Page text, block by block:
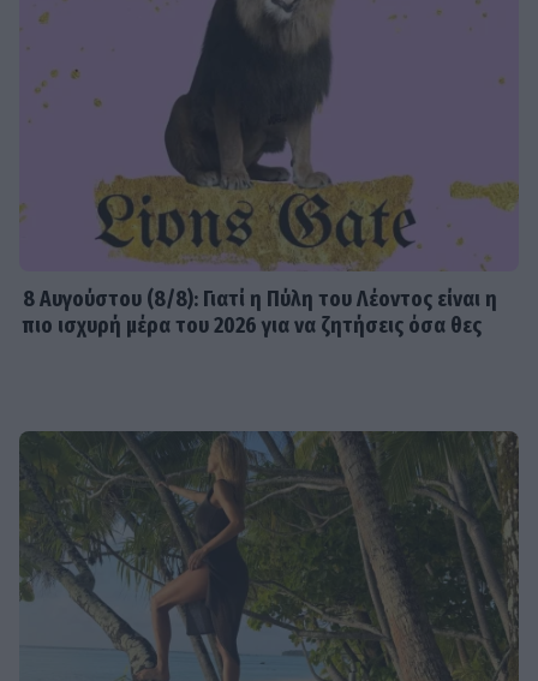
8 Aυγούστου (8/8): Γιατί η Πύλη του Λέοντος είναι η
πιο ισχυρή μέρα του 2026 για να ζητήσεις όσα θες